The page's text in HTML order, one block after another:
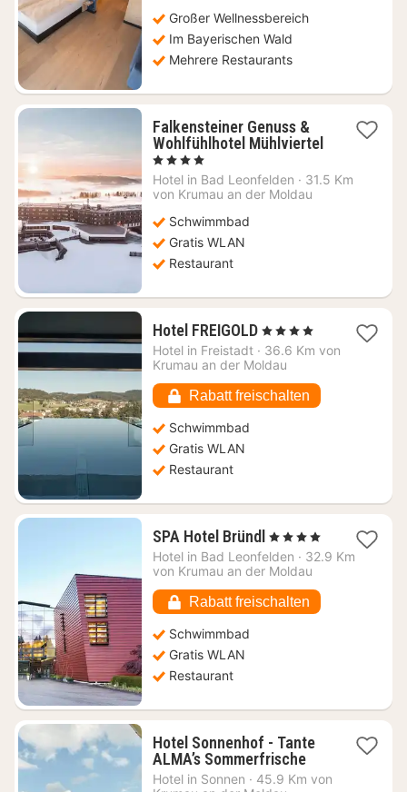
€
Großer Wellnessbereich
Im Bayerischen Wald
Mehrere Restaurants
Falkensteiner Genuss &
Wohlfühlhotel Mühlviertel
1
Nacht
ab
€
, 4 Sterne
Hotel in Bad Leonfelden · 31.5 Km
von Krumau an der Moldau
Schwimmbad
Gratis WLAN
Restaurant
Hotel FREIGOLD1
Nacht
ab
€
, 4 Sterne
Hotel in Freistadt · 36.6 Km von
Krumau an der Moldau
Rabatt freischalten
Schwimmbad
Gratis WLAN
Restaurant
SPA Hotel Bründl 1
Nacht
ab
€
, 4 Sterne
Hotel in Bad Leonfelden · 32.9 Km
von Krumau an der Moldau
Rabatt freischalten
Schwimmbad
Gratis WLAN
Restaurant
Hotel Sonnenhof - Tante
ALMA’s Sommerfrische1
Nacht
Hotel in Sonnen · 45.9 Km von